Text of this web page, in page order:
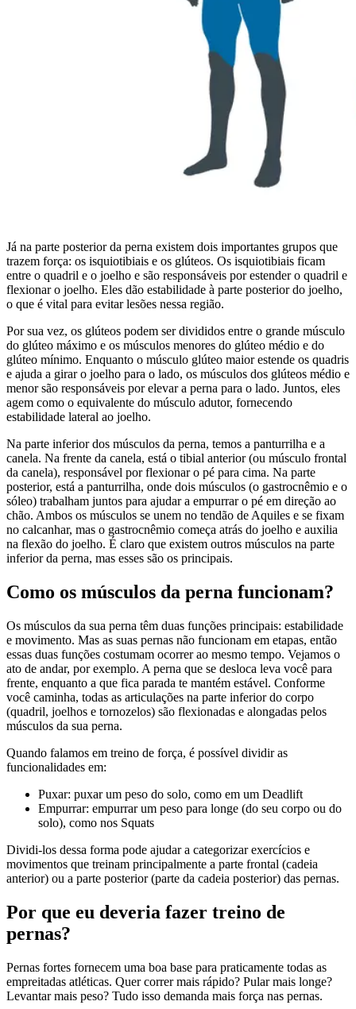
Já na parte posterior da perna existem dois importantes grupos que
trazem força: os isquiotibiais e os glúteos. Os isquiotibiais ficam
entre o quadril e o joelho e são responsáveis por estender o quadril e
flexionar o joelho. Eles dão estabilidade à parte posterior do joelho,
o que é vital para evitar lesões nessa região.
Por sua vez, os glúteos podem ser divididos entre o grande músculo
do glúteo máximo e os músculos menores do glúteo médio e do
glúteo mínimo. Enquanto o músculo glúteo maior estende os quadris
e ajuda a girar o joelho para o lado, os músculos dos glúteos médio e
menor são responsáveis por elevar a perna para o lado. Juntos, eles
agem como o equivalente do músculo adutor, fornecendo
estabilidade lateral ao joelho.
Na parte inferior dos músculos da perna, temos a panturrilha e a
canela. Na frente da canela, está o tibial anterior (ou músculo frontal
da canela), responsável por flexionar o pé para cima. Na parte
posterior, está a panturrilha, onde dois músculos (o gastrocnêmio e o
sóleo) trabalham juntos para ajudar a empurrar o pé em direção ao
chão. Ambos os músculos se unem no tendão de Aquiles e se fixam
no calcanhar, mas o gastrocnêmio começa atrás do joelho e auxilia
na flexão do joelho. É claro que existem outros músculos na parte
inferior da perna, mas esses são os principais.
Como os músculos da perna funcionam?
Os músculos da sua perna têm duas funções principais: estabilidade
e movimento. Mas as suas pernas não funcionam em etapas, então
essas duas funções costumam ocorrer ao mesmo tempo. Vejamos o
ato de andar, por exemplo. A perna que se desloca leva você para
frente, enquanto a que fica parada te mantém estável. Conforme
você caminha, todas as articulações na parte inferior do corpo
(quadril, joelhos e tornozelos) são flexionadas e alongadas pelos
músculos da sua perna.
Quando falamos em treino de força, é possível dividir as
funcionalidades em:
Puxar: puxar um peso do solo, como em um Deadlift
Empurrar: empurrar um peso para longe (do seu corpo ou do
solo), como nos Squats
Dividi-los dessa forma pode ajudar a categorizar exercícios e
movimentos que treinam principalmente a parte frontal (cadeia
anterior) ou a parte posterior (parte da cadeia posterior) das pernas.
Por que eu deveria fazer treino de
pernas?
Pernas fortes fornecem uma boa base para praticamente todas as
empreitadas atléticas. Quer correr mais rápido? Pular mais longe?
Levantar mais peso? Tudo isso demanda mais força nas pernas.